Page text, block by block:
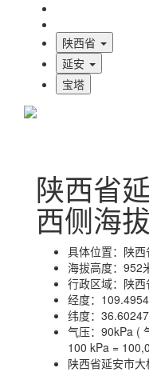
陕西省
延安
宝塔
陕西省
西侧海
具体位置： 陕
海拔高度： 952
行政区域： 陕
经度：
纬度：
气压： 90kPa (
100 kPa =
陕西省延安市